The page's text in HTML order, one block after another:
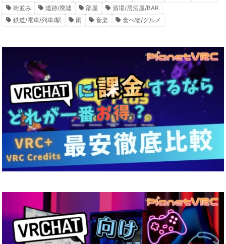
街並み
遺跡/廃墟 部屋
酒場/居酒屋/BAR
鉄道/電車/列車/駅
雨 音楽 食べ物/グルメ